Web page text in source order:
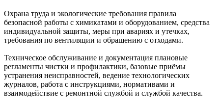
Охрана труда и экологические требования правила
безопасной работы с химикатами и оборудованием, средства
индивидуальной защиты, меры при авариях и утечках,
требования по вентиляции и обращению с отходами.
Техническое обслуживание и документация плановые
регламенты чистки и профилактики, базовые приёмы
устранения неисправностей, ведение технологических
журналов, работа с инструкциями, нормативами и
взаимодействие с ремонтной службой и службой качества.